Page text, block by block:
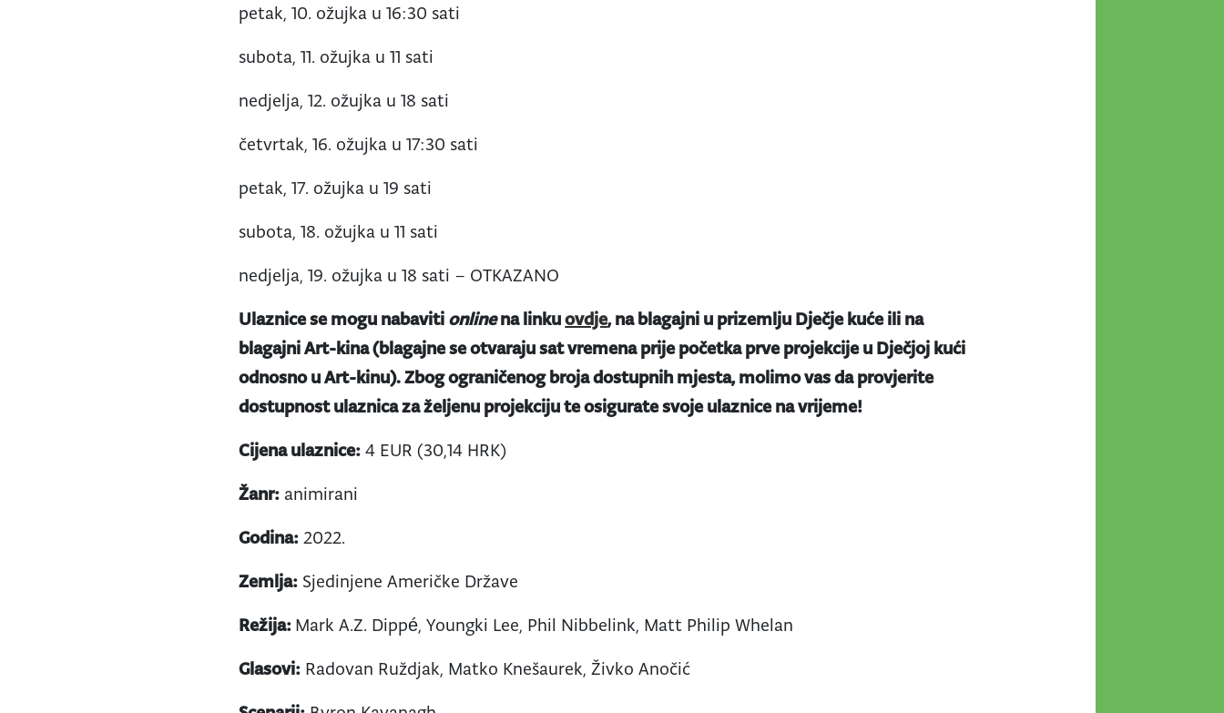
petak, 10. ožujka u 16:30 sati
subota, 11. ožujka u 11 sati
nedjelja, 12. ožujka u 18 sati
četvrtak, 16. ožujka u 17:30 sati
petak, 17. ožujka u 19 sati
subota, 18. ožujka u 11 sati
nedjelja, 19. ožujka u 18 sati – OTKAZANO
Ulaznice se mogu nabaviti onlinena linkuovdje, na blagajni u prizemlju Dječje kuće ili na
blagajni Art-kina (blagajne se otvaraju sat vremena prije početka prve projekcije u Dječjoj kući
odnosno u Art-kinu). Zbog ograničenog broja dostupnih mjesta, molimo vas da provjerite
dostupnost ulaznica za željenu projekciju te osigurate svoje ulaznice na vrijeme!
Cijena ulaznice: 4 EUR (30,14 HRK)
Žanr: animirani
Godina: 2022.
Zemlja: Sjedinjene Američke Države
Režija: Mark A.Z. Dippé, Youngki Lee, Phil Nibbelink, Matt Philip Whelan
Glasovi: Radovan Ruždjak, Matko Knešaurek, Živko Anočić